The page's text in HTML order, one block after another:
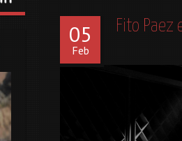
05
Feb
Fito Paez